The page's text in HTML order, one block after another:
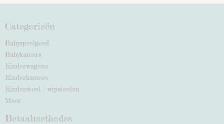
Categorieën
Babyspeelgoed
Babykamers
Kinderwagens
Kinderkamers
Kinderstoel / wipstoelen
Meer
Betaalmethodes